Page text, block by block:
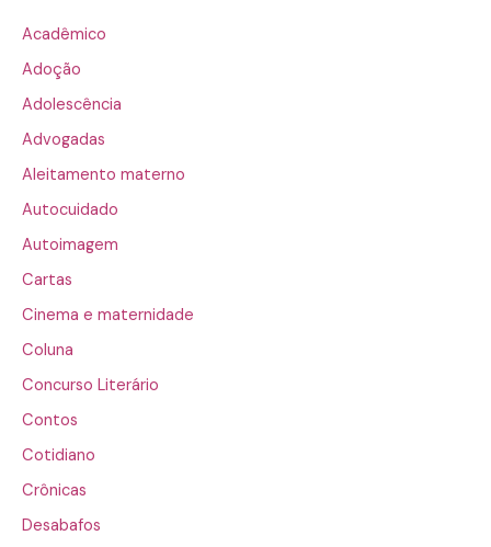
Acadêmico
Adoção
Adolescência
Advogadas
Aleitamento materno
Autocuidado
Autoimagem
Cartas
Cinema e maternidade
Coluna
Concurso Literário
Contos
Cotidiano
Crônicas
Desabafos